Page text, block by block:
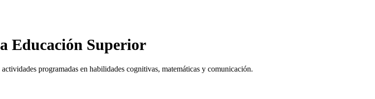
Educación Superior
programadas en habilidades cognitivas, matemáticas y comunicación.